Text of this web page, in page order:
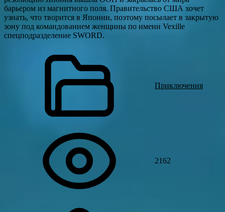
барьером из магнитного поля. Правительство США хочет
узнать, что творится в Японии, поэтому посылает в закрытую
зону под командованием женщины по имени Vexille
спецподразделение SWORD.
Приключения
2162